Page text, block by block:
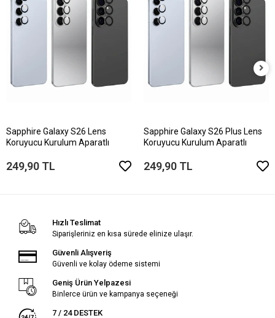
Sapphire Galaxy S26 Lens
Koruyucu Kurulum Aparatlı
249,90 TL
Sapphire Galaxy S26 Plus Lens
Koruyucu Kurulum Aparatlı
249,90 TL
Hızlı Teslimat
Siparişleriniz en kısa sürede elinize ulaşır.
Güvenli Alışveriş
Güvenli ve kolay ödeme sistemi
Geniş Ürün Yelpazesi
Binlerce ürün ve kampanya seçeneği
7 / 24 DESTEK